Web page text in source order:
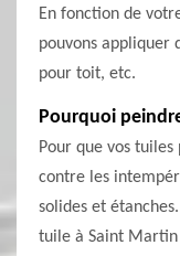
En fonction de
pouvons appliquer
pour toit, etc.
Pourquoi
Pour que vos
contre les
solides et
tuile à Saint Martin